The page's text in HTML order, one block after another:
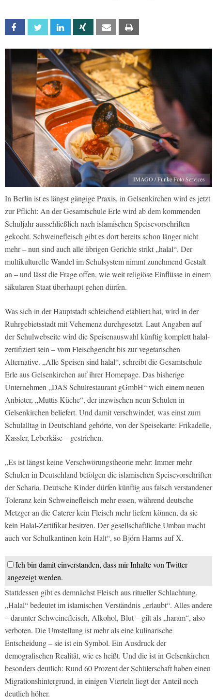
Facebook Twitter Linkedin Xing Email
IMAGO / Funke Foto Services
In Berlin ist es längst gängige Praxis, in Gelsenkirchen wird es jetzt
zur Pflicht: An der Gesamtschule Erle wird ab dem kommenden
Schuljahr ausschließlich nach islamischen Speisevorschriften
gekocht. Schweinefleisch gibt es dort bereits schon länger nicht
mehr – nun sind auch alle übrigen Gerichte strikt „halal“. Der
multikulturelle Wandel im Schulsystem nimmt zunehmend Gestalt
an – und lässt die Frage offen, wie weit religiöse Einflüsse in einem
säkularen Staat überhaupt gehen dürfen.
Was sich in der Hauptstadt schleichend etabliert hat, wird in der
Ruhrgebietsstadt mit Vehemenz durchgesetzt. Laut Angaben auf
der Schulwebseite wird die Speisenauswahl künftig komplett halal-
zertifiziert sein – vom Fleischgericht bis zur vegetarischen
Alternative. „Alle Speisen sind halal“, schreibt die Gesamtschule
Erle aus Gelsenkirchen auf ihrer Homepage. Das bisherige
Unternehmen „DAS Schulrestaurant gGmbH“ wich einem neuen
Anbieter, „Muttis Küche“, der inzwischen neun Schulen in
Gelsenkirchen beliefert. Und damit verschwindet, was einst zum
Schulalltag in Deutschland gehörte, von der Speisekarte: Frikadelle,
Kassler, Leberkäse – gestrichen.
„Es ist längst keine Verschwörungstheorie mehr: Immer mehr
Schulen in Deutschland befolgen die islamischen Speisevorschriften
der Scharia. Deutsche Kinder dürfen künftig aus falsch verstandener
Toleranz kein Schweinefleisch mehr essen, während deutsche
Metzger an die Caterer kein Fleisch mehr liefern können, da sie
kein Halal-Zertifikat besitzen. Der gesellschaftliche Umbau macht
auch vor Schulkantinen kein Halt“, so Björn Harms auf X.
Ich bin damit einverstanden, dass mir Inhalte von Twitter
angezeigt werden.
Stattdessen gibt es demnächst Fleisch aus ritueller Schlachtung.
„Halal“ bedeutet im islamischen Verständnis „erlaubt“. Alles andere
– darunter Schweinefleisch, Alkohol, Blut – gilt als „haram“, also
verboten. Die Umstellung ist mehr als eine kulinarische
Entscheidung – sie ist ein Symbol. Ein Ausdruck der
demografischen Realität, wie es heißt. Und die ist in Gelsenkirchen
besonders deutlich: Rund 60 Prozent der Schülerschaft haben einen
Migrationshintergrund, in einigen Vierteln liegt der Anteil noch
deutlich höher.